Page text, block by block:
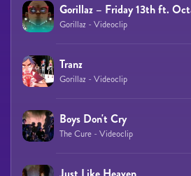
Gorillaz - Videoclip
Tranz
Gorillaz - Videoclip
Boys Don't Cry
The Cure - Videoclip